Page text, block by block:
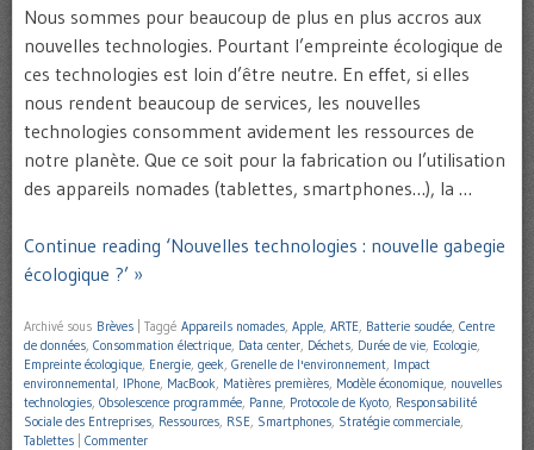
Nous sommes pour beaucoup de plus en plus accros aux
nouvelles technologies. Pourtant l’empreinte écologique de
ces technologies est loin d’être neutre. En effet, si elles
nous rendent beaucoup de services, les nouvelles
technologies consomment avidement les ressources de
notre planète. Que ce soit pour la fabrication ou l’utilisation
des appareils nomades (tablettes, smartphones…), la …
Continue reading ‘Nouvelles technologies : nouvelle gabegie
écologique ?’ »
Archivé sous Brèves Taggé Appareils nomades, Apple, ARTE, Batterie soudée, Centre
de données, Consommation électrique, Data center, Déchets, Durée de vie, Ecologie,
Empreinte écologique, Energie, geek, Grenelle de l'environnement, Impact
environnemental, IPhone, MacBook, Matières premières, Modèle économique, nouvelles
technologies, Obsolescence programmée, Panne, Protocole de Kyoto, Responsabilité
Sociale des Entreprises, Ressources, RSE, Smartphones, Stratégie commerciale,
Tablettes
Commenter